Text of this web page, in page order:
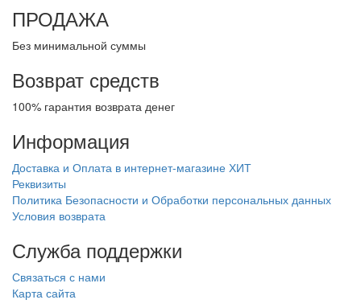
ПРОДАЖА
Без минимальной суммы
Возврат средств
100% гарантия возврата денег
Информация
Доставка и Оплата в интернет-магазине ХИТ
Реквизиты
Политика Безопасности и Обработки персональных данных
Условия возврата
Служба поддержки
Связаться с нами
Карта сайта